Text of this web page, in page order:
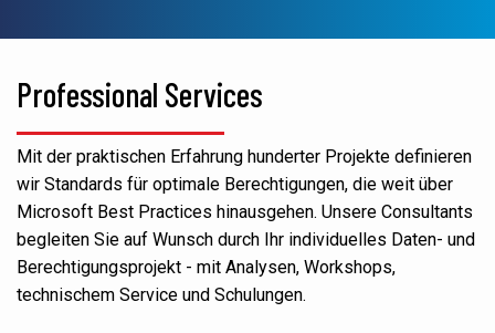
Professional Services
Mit der praktischen Erfahrung hunderter Projekte definieren
wir Standards für optimale Berechtigungen, die weit über
Microsoft Best Practices hinausgehen. Unsere Consultants
begleiten Sie auf Wunsch durch Ihr individuelles Daten- und
Berechtigungsprojekt - mit Analysen, Workshops,
technischem Service und Schulungen.